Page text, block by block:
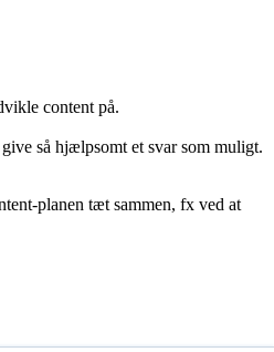
content på.
så hjælpsomt et svar som muligt.
planen tæt sammen, fx ved at